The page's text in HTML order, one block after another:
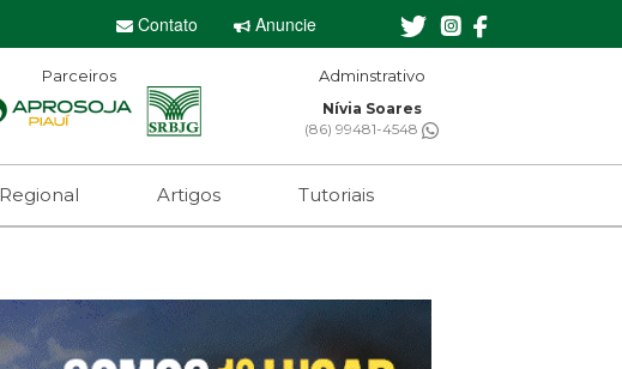
Contato Anuncie
Parceiros Editor-chefe
Sebastian Eugênio
(61) 99650-2473
Nívia Soares
(86) 99481-4548
Regional Artigos Tutoriais